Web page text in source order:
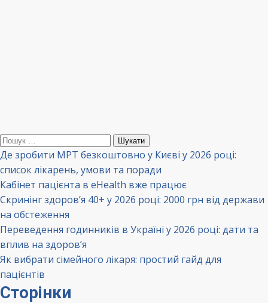
Пошук:
Де зробити МРТ безкоштовно у Києві у 2026 році:
список лікарень, умови та поради
Кабінет пацієнта в eHealth вже працює
Скринінг здоров’я 40+ у 2026 році: 2000 грн від держави
на обстеження
Переведення годинників в Україні у 2026 році: дати та
вплив на здоров’я
Як вибрати сімейного лікаря: простий гайд для
пацієнтів
Сторінки